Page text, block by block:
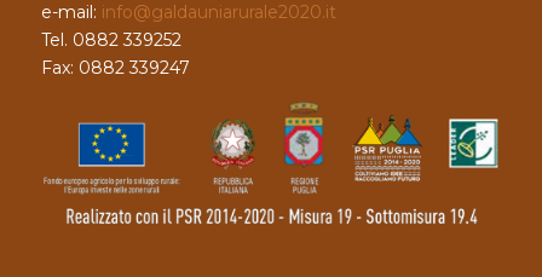
e-mail: info@galdauniarurale2020.it
Tel. 0882 339252
Fax: 0882 339247